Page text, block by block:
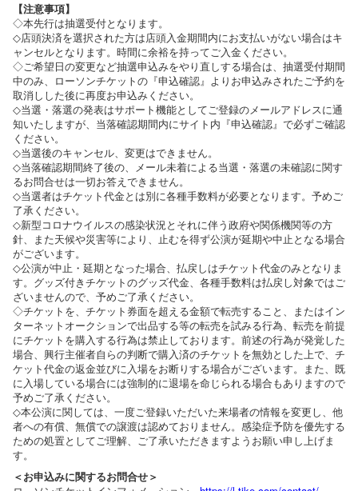
【注意事項】
◇本先行は抽選受付となります。
◇店頭決済を選択された方は店頭入金期間内にお支払いがない場合はキ
ャンセルとなります。時間に余裕を持ってご入金ください。
◇ご希望日の変更など抽選申込みをやり直しする場合は、抽選受付期間
中のみ、ローソンチケットの『申込確認』よりお申込みされたご予約を
取消しした後に再度お申込みください。
◇当選・落選の発表はサポート機能としてご登録のメールアドレスに通
知いたしますが、当落確認期間内にサイト内『申込確認』で必ずご確認
ください。
◇当選後のキャンセル、変更はできません。
◇当落確認期間終了後の、メール未着による当選・落選の未確認に関す
るお問合せは一切お答えできません。
◇当選者はチケット代金とは別に各種手数料が必要となります。予めご
了承ください。
◇新型コロナウイルスの感染状況とそれに伴う政府や関係機関等の方
針、また天候や災害等により、止むを得ず公演が延期や中止となる場合
がございます。
◇公演が中止・延期となった場合、払戻しはチケット代金のみとなりま
す。グッズ付きチケットのグッズ代金、各種手数料は払戻し対象ではご
ざいませんので、予めご了承ください。
◇チケットを、チケット券面を超える金額で転売すること、またはイン
ターネットオークションで出品する等の転売を試みる行為、転売を前提
にチケットを購入する行為は禁止しております。前述の行為が発覚した
場合、興行主催者自らの判断で購入済のチケットを無効とした上で、チ
ケット代金の返金並びに入場をお断りする場合がございます。また、既
に入場している場合には強制的に退場を命じられる場合もありますので
予めご了承ください。
◇本公演に関しては、一度ご登録いただいた来場者の情報を変更し、他
者への有償、無償での譲渡は認めておりません。感染症予防を優先する
ための処置としてご理解、ご了承いただきますようお願い申し上げま
す。
＜お申込みに関するお問合せ＞